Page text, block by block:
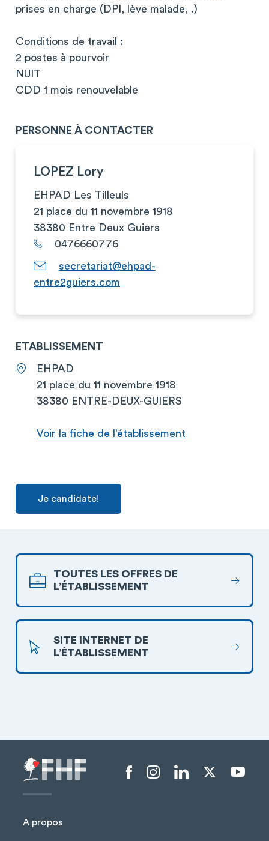
prises en charge (DPI, lève malade, .)
Conditions de travail :
2 postes à pourvoir
NUIT
CDD 1 mois renouvelable
PERSONNE À CONTACTER
LOPEZ Lory
EHPAD Les Tilleuls
21 place du 11 novembre 1918
38380 Entre Deux Guiers
0476660776
secretariat@ehpad-
entre2guiers.com
ETABLISSEMENT
EHPAD
21 place du 11 novembre 1918
38380 ENTRE-DEUX-GUIERS
Voir la fiche de l’établissement
Je candidate!
TOUTES LES OFFRES DE
L’ÉTABLISSEMENT
SITE INTERNET DE
L’ÉTABLISSEMENT
A propos
Menu liens sociaux